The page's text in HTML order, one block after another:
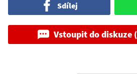
Sdílej
Vstoupit do diskuze